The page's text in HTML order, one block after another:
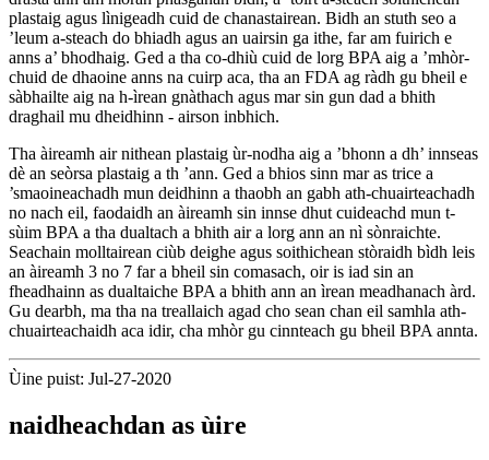
plastaig agus lìnigeadh cuid de chanastairean. Bidh an stuth seo a
’leum a-steach do bhiadh agus an uairsin ga ithe, far am fuirich e
anns a’ bhodhaig. Ged a tha co-dhiù cuid de lorg BPA aig a ’mhòr-
chuid de dhaoine anns na cuirp aca, tha an FDA ag ràdh gu bheil e
sàbhailte aig na h-ìrean gnàthach agus mar sin gun dad a bhith
draghail mu dheidhinn - airson inbhich.
Tha àireamh air nithean plastaig ùr-nodha aig a ’bhonn a dh’ innseas
dè an seòrsa plastaig a th ’ann. Ged a bhios sinn mar as trice a
’smaoineachadh mun deidhinn a thaobh an gabh ath-chuairteachadh
no nach eil, faodaidh an àireamh sin innse dhut cuideachd mun t-
sùim BPA a tha dualtach a bhith air a lorg ann an nì sònraichte.
Seachain molltairean ciùb deighe agus soithichean stòraidh bìdh leis
an àireamh 3 no 7 far a bheil sin comasach, oir is iad sin an
fheadhainn as dualtaiche BPA a bhith ann an ìrean meadhanach àrd.
Gu dearbh, ma tha na treallaich agad cho sean chan eil samhla ath-
chuairteachaidh aca idir, cha mhòr gu cinnteach gu bheil BPA annta.
Ùine puist: Jul-27-2020
naidheachdan as ùire